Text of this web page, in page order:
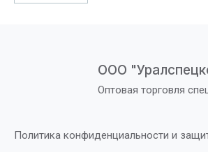
ООО
Оптовая торговля
Политика конфиденциальности и